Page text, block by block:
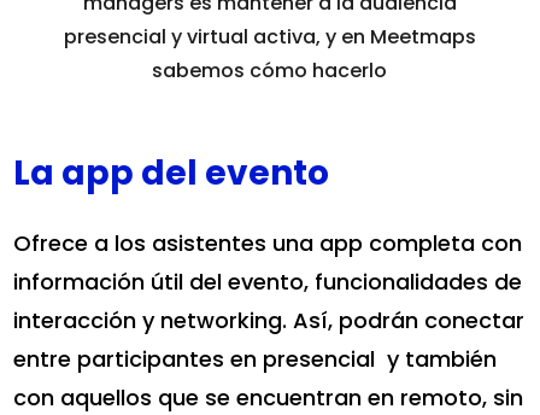
presencial y virtual activa, y en Meetmaps
sabemos cómo hacerlo
La app del evento
Ofrece a los asistentes una app completa con
información útil del evento, funcionalidades de
interacción y networking. Así, podrán conectar
entre participantes en presencial y también
con aquellos que se encuentran en remoto, sin